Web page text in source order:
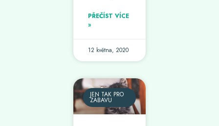
PŘEČÍST VÍCE
»
12 května, 2020
JEN TAK PRO
ZÁBAVU